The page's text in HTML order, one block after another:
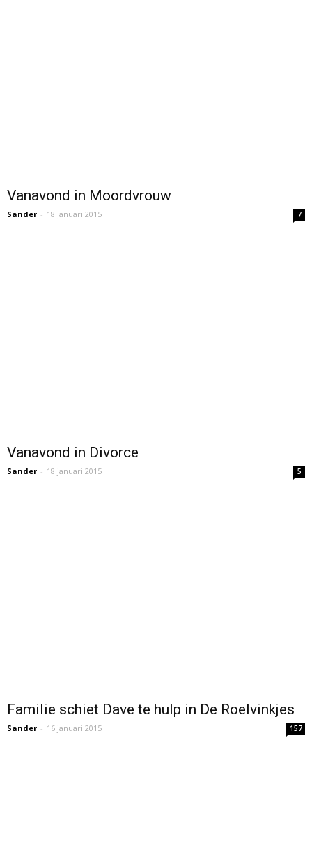
Vanavond in Moordvrouw
Sander - 18 januari 2015 7
Vanavond in Divorce
Sander - 18 januari 2015 5
Familie schiet Dave te hulp in De Roelvinkjes
Sander - 16 januari 2015 157